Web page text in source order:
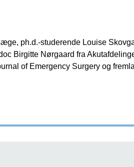
ph.d.-studerende Louise
Birgitte Nørgaard fra
of Emergency Surgery og